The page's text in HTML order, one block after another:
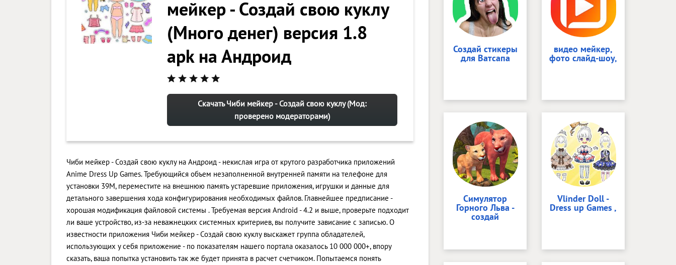
мейкер - Создай свою куклу
(Много денег) версия 1.8
apk на Андроид
Скачать Чиби мейкер - Создай свою куклу (Мод:
проверено модераторами)
Чиби мейкер - Создай свою куклу на Андроид - некислая игра от крутого разработчика приложений
Anime Dress Up Games. Требующийся объем незаполненной внутренней памяти на телефоне для
установки 39M, переместите на внешнюю память устаревшие приложения, игрушки и данные для
детального завершения хода конфигурирования необходимых файлов. Главнейшее предписание -
хорошая модификация файловой системы . Требуемая версия Android - 4.2 и выше, проверьте подходит
ли ваше устройство, из-за неважнецких системных критериев, вы получите зависание с записью. О
известности приложения Чиби мейкер - Создай свою куклу выскажет группа обладателей,
использующих у себя приложение - по показателям нашего портала оказалось 10 000 000+, впору
сказать, ваша попытка установить так же будет принята в расчет счетчиком. Попытаемся понять
Создай стикеры
для Ватсапа
видео мейкер,
фото слайд-шоу,
Симулятор
Горного Льва -
создай
Vlinder Doll -
Dress up Games ,